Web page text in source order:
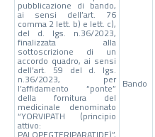
pubblicazione di bando,
ai sensi dell’art. 76
comma 2 lett. b) e lett. c),
del d. lgs. n.36/2023,
finalizzata alla
sottoscrizione di un
accordo quadro, ai sensi
dell’art. 59 del d. lgs.
n.36/2023, per
l’affidamento “ponte”
della fornitura del
medicinale denominato
“YORVIPATH (principio
attivo:
Bando